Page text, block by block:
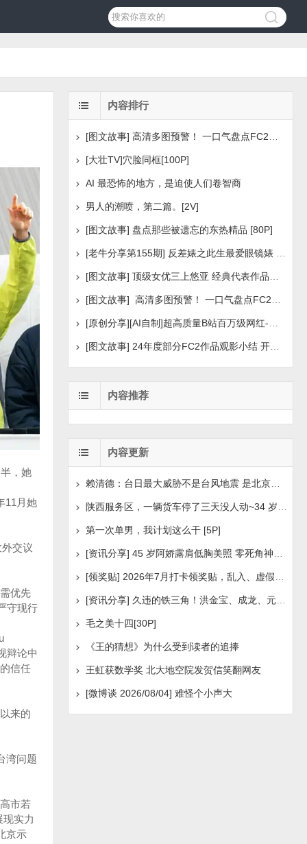
，她
11月她
交议
优先
守现行
辩论中
信任
来的
湾问题
市若
实力
京示
内容排行
[大壮TV]穴脸同框[100P]
AI 最恐怖的地方，是迫使人们卷智商
男人的潮喷，第二篇。[2V]
[图文故事] 盘点那些被遗忘的东热精品 [80P]
[图文故事] 24年度部分FC2作品观影小结 开年王炸后续
内容推荐
内容更新
赖清德：台日最大威胁不是台风地震 是北京侵扰胁迫
第一次单男，我计划这么干 [5P]
[资讯分享] 久违的铁三角！洪金宝、成龙、元彪最新合照
毛之美十四[30P]
《王的猜想》为什么受到读者的追捧
王虹获数学奖 北大地空院发贺信笑翻网友
[微博谈 2026/08/04] 难怪个小声大